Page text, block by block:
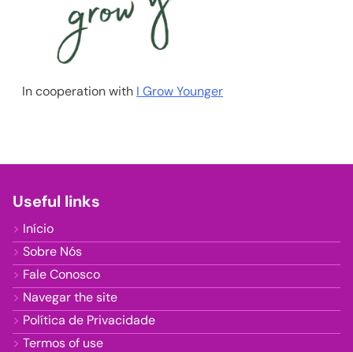
In cooperation with I Grow Younger
Useful links
Início
Sobre Nós
Fale Conosco
Navegar the site
Política de Privacidade
Termos of use